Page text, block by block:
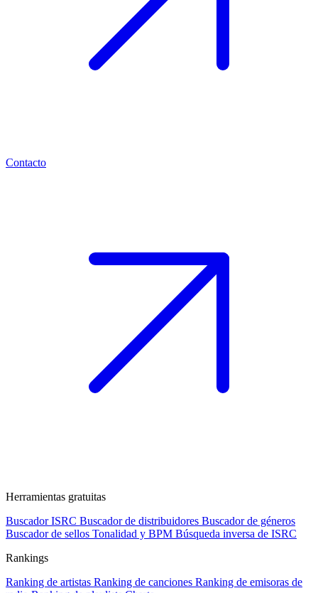
Contacto
Herramientas gratuitas
Buscador ISRC Buscador de distribuidores Buscador de géneros
Buscador de sellos Tonalidad y BPM Búsqueda inversa de ISRC
Rankings
Ranking de artistas Ranking de canciones Ranking de emisoras de